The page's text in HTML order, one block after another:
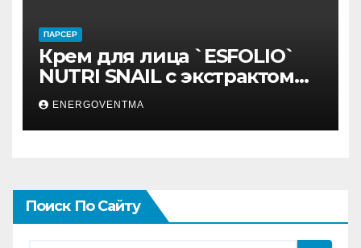
ПАРСЕР
Крем для лица `ESFOLIO`
NUTRI SNAIL с экстрактом
муцина улитки 200 мл
ENERGOVENTMA
Поиск По Сайту